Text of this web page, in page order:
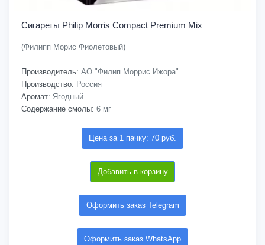
Сигареты Philip Morris Compact Premium Mix
(Филипп Морис Фиолетовый)
Производитель: АО "Филип Моррис Ижора"
Производство: Россия
Аромат: Ягодный
Содержание смолы: 6 мг
Цена за 1 пачку: 70 руб.
Добавить в корзину
Оформить заказ Telegram
Оформить заказ WhatsApp